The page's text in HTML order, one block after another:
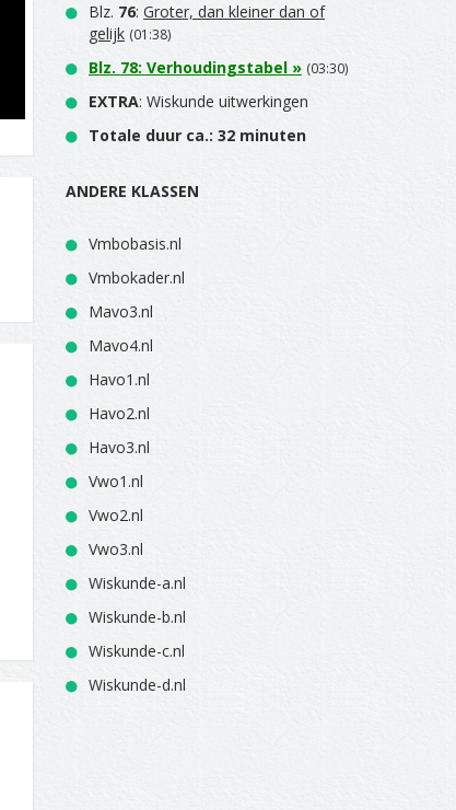
Blz. 76: Groter, dan kleiner dan of
gelijk (01:38)
Blz. 78: Verhoudingstabel » (03:30)
EXTRA: Wiskunde uitwerkingen
Totale duur ca.: 32 minuten
ANDERE KLASSEN
Vmbobasis.nl
Vmbokader.nl
Mavo3.nl
Mavo4.nl
Havo1.nl
Havo2.nl
Havo3.nl
Vwo1.nl
Vwo2.nl
Vwo3.nl
Wiskunde-a.nl
Wiskunde-b.nl
Wiskunde-c.nl
Wiskunde-d.nl